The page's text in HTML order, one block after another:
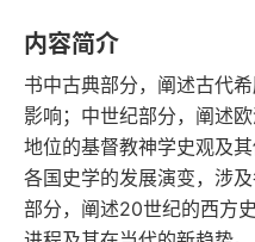
内容简介
书中古典部分，阐述古代
影响；中世纪部分，阐述
地位的基督教神学史观及
各国史学的发展演变，涉
部分，阐述20世纪的西方